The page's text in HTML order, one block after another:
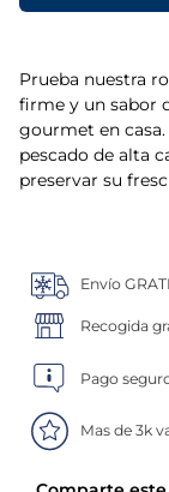
Prueba nuestra
firme y un sabor
gourmet en
pescado de alta
preservar su
Envío
Recogida
Pago
Mas de 3k
8. gambon
9. sushi